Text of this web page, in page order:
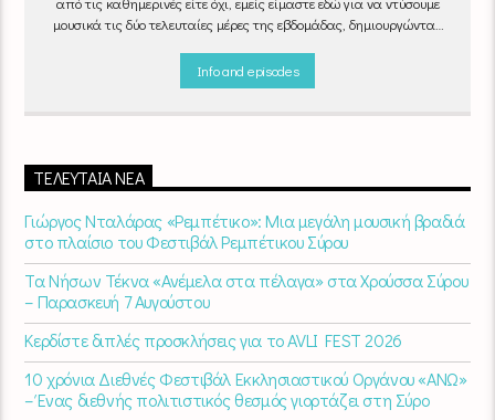
μουσικά τις δύο τελευταίες μέρες της εβδομάδας, δημιουργώντας
Info and episodes
ΤΕΛΕΥΤΑΊΑ ΝΈΑ
Γιώργος Νταλάρας «Ρεμπέτικο»: Μια μεγάλη μουσική βραδιά
στο πλαίσιο του Φεστιβάλ Ρεμπέτικου Σύρου
Τα Νήσων Τέκνα «Ανέμελα στα πέλαγα» στα Χρούσσα Σύρου
– Παρασκευή 7 Αυγούστου
Κερδίστε διπλές προσκλήσεις για το AVLI FEST 2026
10 χρόνια Διεθνές Φεστιβάλ Εκκλησιαστικού Οργάνου «ΑΝΩ»
– Ένας διεθνής πολιτιστικός θεσμός γιορτάζει στη Σύρο​